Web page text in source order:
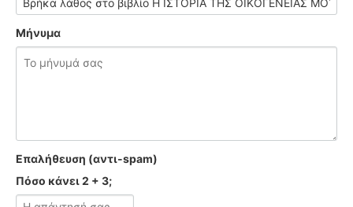
Μήνυμα
Επαλήθευση (αντι-spam)
Πόσο κάνει 2 + 3;